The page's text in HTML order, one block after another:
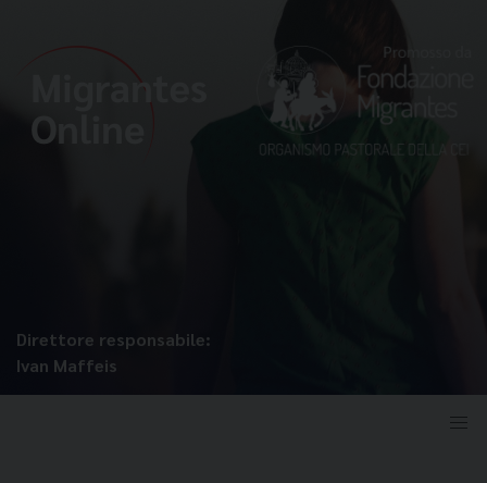
Direttore responsabile:
Ivan Maffeis